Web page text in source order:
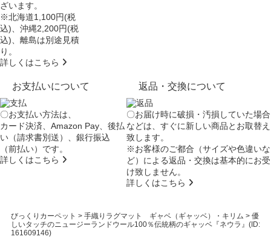
ざいます。
※北海道1,100円(税
込)、沖縄2,200円(税
込)、離島は別途見積
り。
詳しくはこちら
お支払いについて
〇お支払い方法は、
カード決済、Amazon Pay、後払
い（請求書別送）、銀行振込
（前払い）です。
詳しくはこちら
返品・交換について
〇お届け時に破損・汚損していた場合
などは、すぐに新しい商品とお取替え
致します。
※お客様のご都合（サイズや色違いな
ど）による返品・交換は基本的にお受
け致しません。
詳しくはこちら
びっくりカーペット > 手織りラグマット ギャベ（ギャッベ）・キリム > 優
しいタッチのニュージーランドウール100％伝統柄のギャッベ『ネウラ』(ID:
161609146)